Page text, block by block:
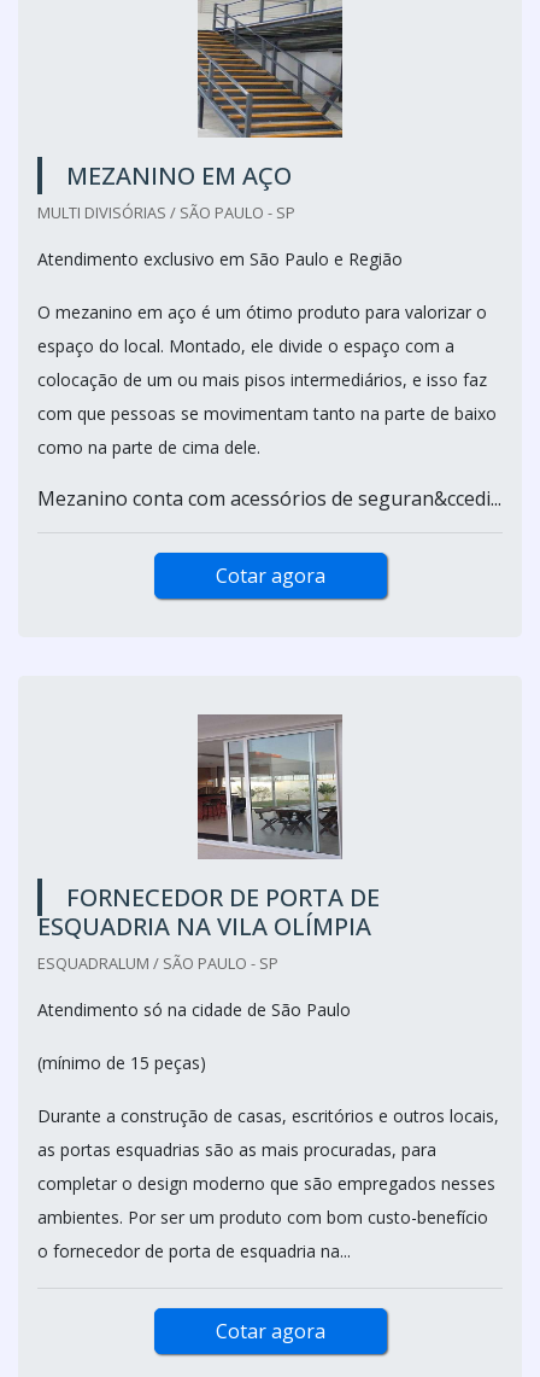
MEZANINO EM AÇO
MULTI DIVISÓRIAS / SÃO PAULO - SP
Atendimento exclusivo em São Paulo e Região
O mezanino em aço é um ótimo produto para valorizar o
espaço do local. Montado, ele divide o espaço com a
colocação de um ou mais pisos intermediários, e isso faz
com que pessoas se movimentam tanto na parte de baixo
como na parte de cima dele.
Mezanino conta com acessórios de seguran&ccedi...
Cotar agora
FORNECEDOR DE PORTA DE
ESQUADRIA NA VILA OLÍMPIA
ESQUADRALUM / SÃO PAULO - SP
Atendimento só na cidade de São Paulo
(mínimo de 15 peças)
Durante a construção de casas, escritórios e outros locais,
as portas esquadrias são as mais procuradas, para
completar o design moderno que são empregados nesses
ambientes. Por ser um produto com bom custo-benefício
o fornecedor de porta de esquadria na...
Cotar agora